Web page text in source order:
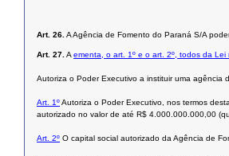
Art. 26.A Agência de Fomento do Paraná S/A
Art. 27.Aementa, o art. 1º e o art. 2º, todos da
Autoriza o Poder Executivo a instituir uma
Art. 1ºAutoriza o Poder Executivo, nos termos
autorizado no valor de até R$ 4.000.000.000,00
Art. 2º O capital social autorizado da Agência de